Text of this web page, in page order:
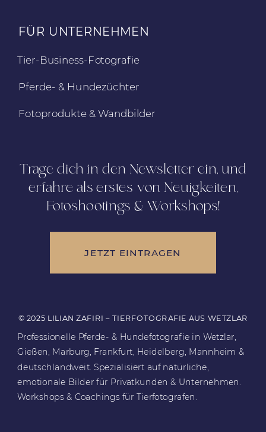
FÜR UNTERNEHMEN
Fotoprodukte & Wandbilder
Pferde- & Hundezüchter
Tier-Business-Fotografie
Trage dich in den Newsletter ein, und
erfahre als erstes von Neuigkeiten,
Fotoshootings & Workshops!
JETZT EINTRAGEN
Professionelle Pferde- & Hundefotografie in Wetzlar,
Gießen, Marburg, Frankfurt, Heidelberg, Mannheim &
deutschlandweit. Spezialisiert auf natürliche,
emotionale Bilder für Privatkunden & Unternehmen.
Workshops & Coachings für Tierfotografen.
© 2025 LILIAN ZAFIRI – TIERFOTOGRAFIE AUS WETZLAR